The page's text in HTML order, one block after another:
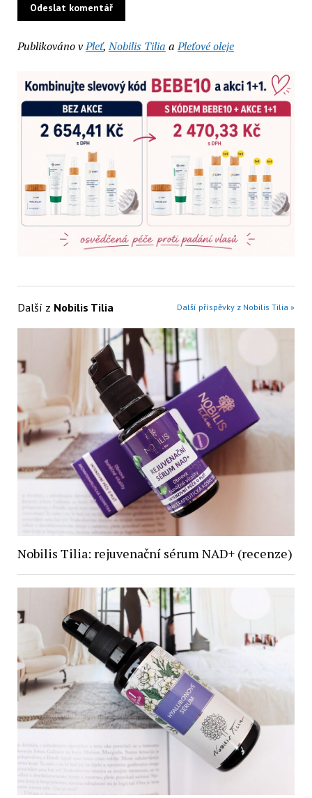
Publikováno vPleť,Nobilis Tilia aPleťové oleje
Další z Nobilis Tilia Další příspěvky z Nobilis Tilia »
Nobilis Tilia: rejuvenační sérum NAD+ (recenze)